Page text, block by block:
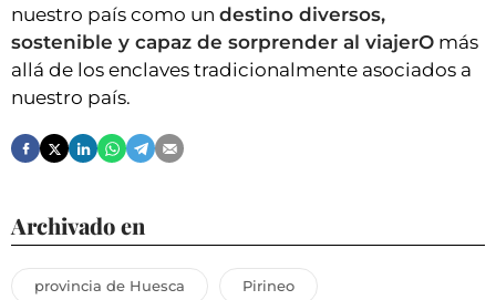
nuestro país como un destino diversos,
sostenible y capaz de sorprender al viajerO más
allá de los enclaves tradicionalmente asociados a
nuestro país.
Archivado en
provincia de Huesca Pirineo